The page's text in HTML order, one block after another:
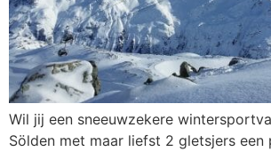
Wil jij een sneeuwzekere
Sölden met maar liefst 2 gletsjers